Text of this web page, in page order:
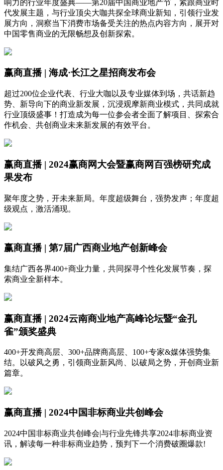
响力的行业年度盛典——第20届中国商业地产节，紧跟商业时
代发展主题，与行业顶尖大咖共探全球商业新知，引领行业发
展方向，洞察当下消费市场备受关注的热点内容方向，展开对
中国零售商业的无限畅想及创新探索。
赢商直播 | 海成·长江之星招商发布会
超过200位企业代表、行业大咖以及专业媒体到场，共话新趋
势、新导向下的商业新发展，沉浸观摩新商业模式，共同成就
行业顶级盛事！打造成为每一位参会者全面了解项目、探索合
作机会、共创商业未来新发展的有效平台。
赢商直播 | 2024赢商网大会暨赢商网百强榜研究成
果发布
聚年度之势，开未来新局。年度超级舞台，强势发声；年度超
级观点，激活涌现。
赢商直播 | 第7届广西商业地产创新峰会
集结广西各界400+商业力量，共同探寻个性化发展节奏，探
索商业全新样本。
赢商直播 | 2024云南商业地产高峰论坛暨“金孔
雀”颁奖盛典
400+开发商高层、300+品牌商高层、100+专家&媒体强势集
结。以破风之勇，引领商业新风尚、以破局之势，开创商业新
篇章。
赢商直播 | 2024中国非标商业共创峰会
2024中国非标商业共创峰会|与行业先锋共享2024非标商业资
讯，解读每一种非标商业趋势，预判下一个消费破圈爆款!